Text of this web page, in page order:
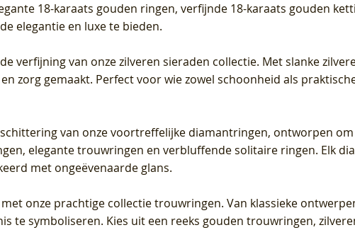
18-karaats gouden ringen, verfijnde 18-karaats gouden
elegantie en luxe te bieden.
verfijning van onze zilveren sieraden collectie. Met slanke
zorg gemaakt. Perfect voor wie zowel schoonheid als
van onze voortreffelijke diamantringen, ontworpen
elegante trouwringen en verbluffende solitaire ringen. Elk
met ongeëvenaarde glans.
met onze prachtige collectie trouwringen. Van klassieke
te symboliseren. Kies uit een reeks gouden trouwringen,